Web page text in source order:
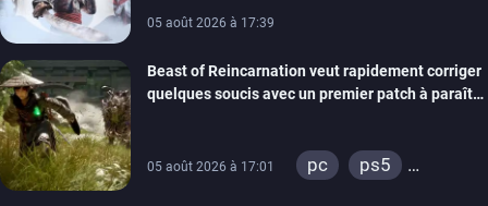
05 août 2026 à 17:39
Beast of Reincarnation veut rapidement corriger
quelques soucis avec un premier patch à paraître
05 août 2026 à 17:01 pc
ps5